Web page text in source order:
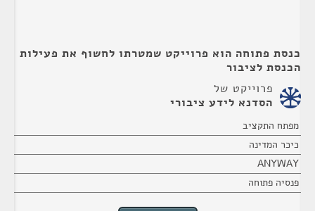
כנסת פתוחה הוא פרוייקט שמטרתו לחשוף את פעילות
הכנסת לציבור
פרוייקט של
הסדנא לידע ציבורי
מפתח התקציב
כיכר המדינה
ANYWAY
פנסיה פתוחה